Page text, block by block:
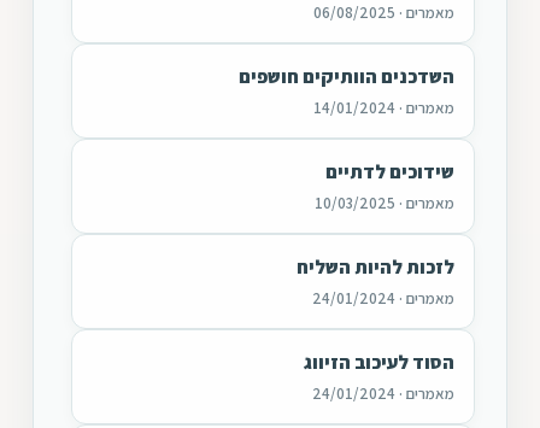
מאמרים · 06/08/2025
השדכנים הוותיקים חושפים
מאמרים · 14/01/2024
שידוכים לדתיים
מאמרים · 10/03/2025
לזכות להיות השליח
מאמרים · 24/01/2024
הסוד לעיכוב הזיווג
מאמרים · 24/01/2024